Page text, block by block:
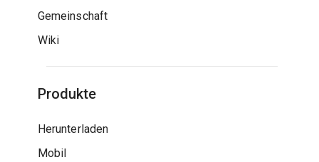
Gemeinschaft
Wiki
Produkte
Herunterladen
Mobil